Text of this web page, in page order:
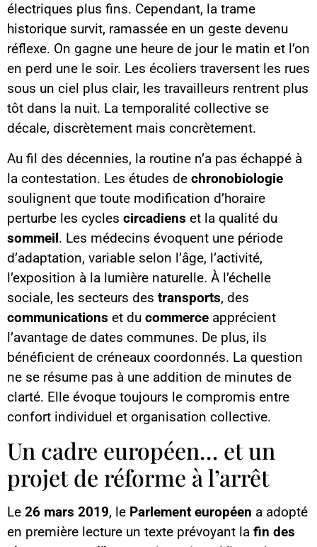
électriques plus fins. Cependant, la trame
historique survit, ramassée en un geste devenu
réflexe. On gagne une heure de jour le matin et l’on
en perd une le soir. Les écoliers traversent les rues
sous un ciel plus clair, les travailleurs rentrent plus
tôt dans la nuit. La temporalité collective se
décale, discrètement mais concrètement.
Au fil des décennies, la routine n’a pas échappé à
la contestation. Les études de chronobiologie
soulignent que toute modification d’horaire
perturbe les cycles circadiens et la qualité du
sommeil. Les médecins évoquent une période
d’adaptation, variable selon l’âge, l’activité,
l’exposition à la lumière naturelle. À l’échelle
sociale, les secteurs des transports, des
communications et du commerce apprécient
l’avantage de dates communes. De plus, ils
bénéficient de créneaux coordonnés. La question
ne se résume pas à une addition de minutes de
clarté. Elle évoque toujours le compromis entre
confort individuel et organisation collective.
Un cadre européen… et un
projet de réforme à l’arrêt
Le 26 mars 2019, le Parlement européen a adopté
en première lecture un texte prévoyant la fin des